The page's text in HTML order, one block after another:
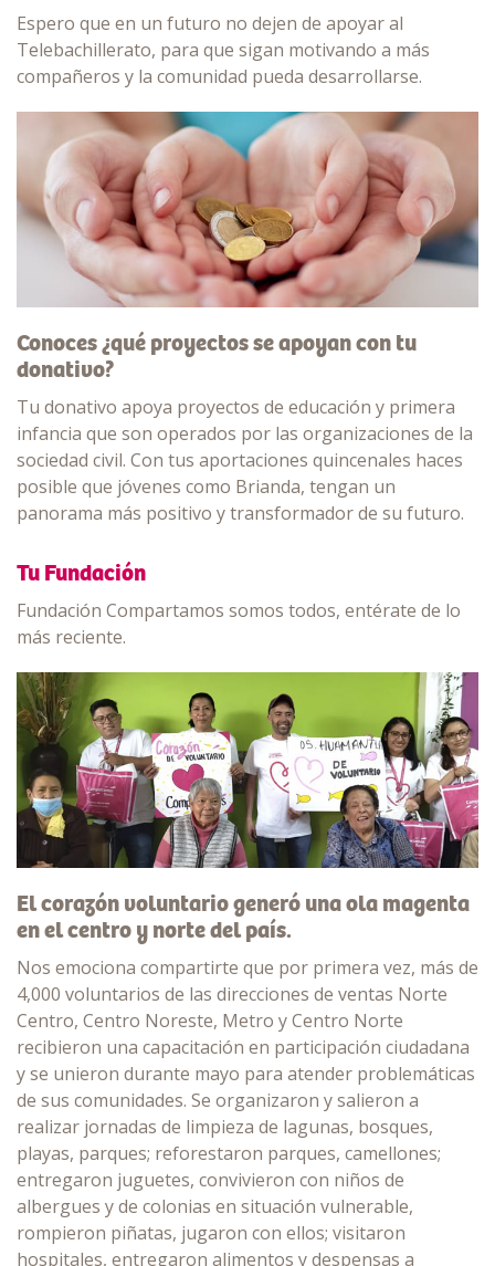
Espero que en un futuro no dejen de apoyar al
Telebachillerato, para que sigan motivando a más
compañeros y la comunidad pueda desarrollarse.
Conoces ¿qué proyectos se apoyan con tu
donativo?
Tu donativo apoya proyectos de educación y primera
infancia que son operados por las organizaciones de la
sociedad civil. Con tus aportaciones quincenales haces
posible que jóvenes como Brianda, tengan un
panorama más positivo y transformador de su futuro.
Tu Fundación
Fundación Compartamos somos todos, entérate de lo
más reciente.
El corazón voluntario generó una ola magenta
en el centro y norte del país.
Nos emociona compartirte que por primera vez, más de
4,000 voluntarios de las direcciones de ventas Norte
Centro, Centro Noreste, Metro y Centro Norte
recibieron una capacitación en participación ciudadana
y se unieron durante mayo para atender problemáticas
de sus comunidades. Se organizaron y salieron a
realizar jornadas de limpieza de lagunas, bosques,
playas, parques; reforestaron parques, camellones;
entregaron juguetes, convivieron con niños de
albergues y de colonias en situación vulnerable,
rompieron piñatas, jugaron con ellos; visitaron
hospitales, entregaron alimentos y despensas a